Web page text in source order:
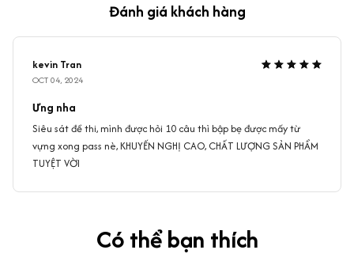
Đánh giá khách hàng
kevin Tran
OCT 04, 2024
Ưng nha
Siêu sát đề thi, mình được hỏi 10 câu thì bập bẹ được mấy từ
vựng xong pass nè, KHUYẾN NGHỊ CAO, CHẤT LƯỢNG SẢN PHẨM
TUYỆT VỜI
Có thể bạn thích